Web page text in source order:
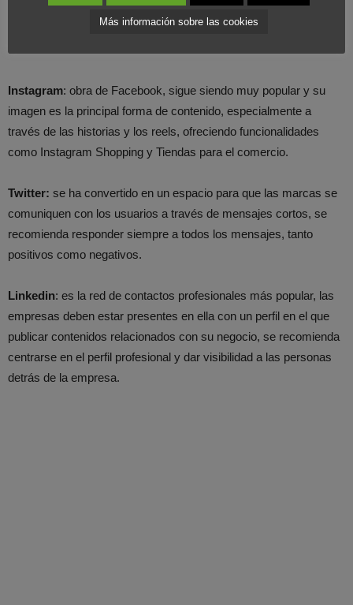
requiere recursos para generar contenido, no se recomienda su
uso para Pymes más allá de la colaboración y patrocinio con
usuarios.
Instagram: obra de Facebook, sigue siendo muy popular y su
imagen es la principal forma de contenido, especialmente a
través de las historias y los reels, ofreciendo funcionalidades
como Instagram Shopping y Tiendas para el comercio.
Twitter: se ha convertido en un espacio para que las marcas se
comuniquen con los usuarios a través de mensajes cortos, se
recomienda responder siempre a todos los mensajes, tanto
positivos como negativos.
Linkedin: es la red de contactos profesionales más popular, las
empresas deben estar presentes en ella con un perfil en el que
publicar contenidos relacionados con su negocio, se recomienda
centrarse en el perfil profesional y dar visibilidad a las personas
detrás de la empresa.
Más información sobre las cookies